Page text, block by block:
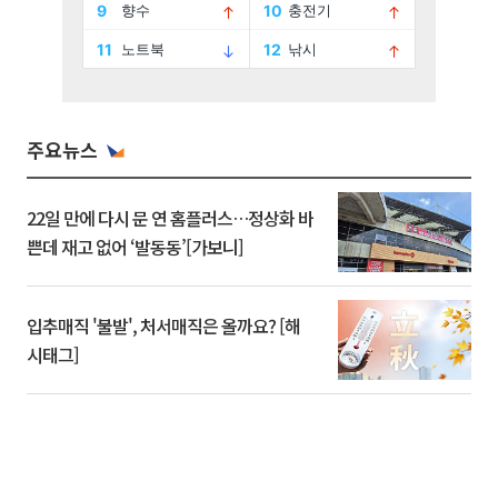
주요뉴스
22일 만에 다시 문 연 홈플러스…정상화 바
쁜데 재고 없어 ‘발동동’[가보니]
입추매직 '불발', 처서매직은 올까요? [해
시태그]